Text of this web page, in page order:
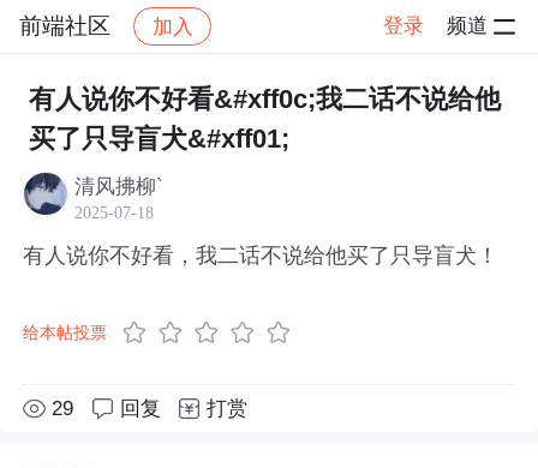
前端社区 加入 登录 频道
社区 前端社区 感慨 帖子详情
有人说你不好看&#xff0c;我二话不说给他
买了只导盲犬&#xff01;
清风拂柳`
2025-07-18
有人说你不好看，我二话不说给他买了只导盲犬！
给本帖投票
29 回复 打赏